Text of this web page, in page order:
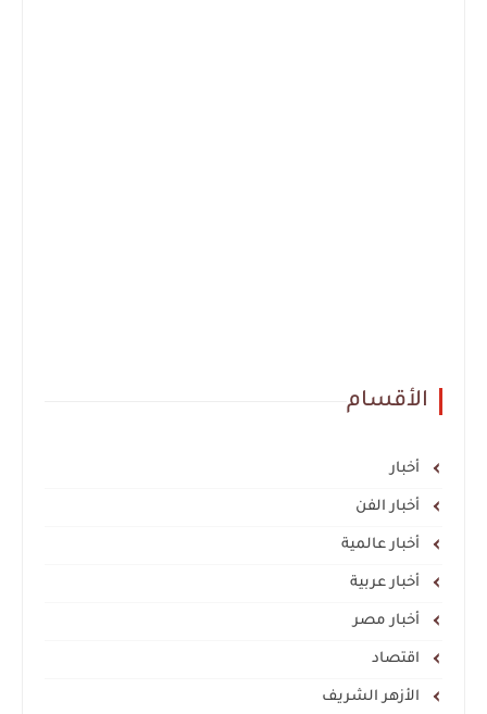
الأقسام
أخبار
أخبار الفن
أخبار عالمية
أخبار عربية
أخبار مصر
اقتصاد
الأزهر الشريف